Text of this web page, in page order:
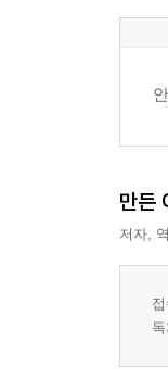
해안
괴짜
만든
저자,